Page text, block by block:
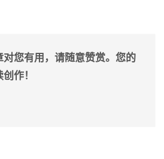
您有用，请随意赞赏。您的
作！